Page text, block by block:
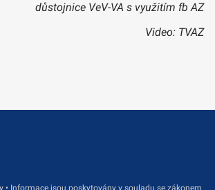
důstojnice VeV-VA s využitím fb AZ
Video: TVAZ